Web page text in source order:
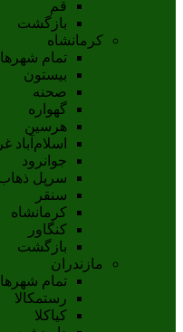
قم
بازگشت
کرمانشاه
تمام شهر‌ها
بیستون
صحنه
گهواره
هرسین
اسلام‌‌آباد غرب
جوانرود
سرپل ذهاب
سنقر
کرمانشاه
کنگاور
بازگشت
مازندران
تمام شهر‌ها
رستمکالا
کیاکلا